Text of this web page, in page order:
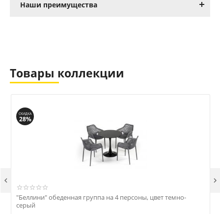
Наши преимущества
Товары коллекции
СКИДКА
28%
"Беллини" обеденная группа на 4 персоны, цвет темно-
серый
 